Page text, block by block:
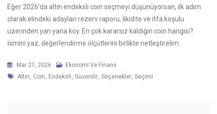
Eğer 2026’da altın endeksli coin seçmeyi düşünüyorsan, ilk adım
olarak elindeki adayları rezerv raporu, likidite ve itfa koşulu
üzerinden yan yana koy. En çok kararsız kaldığın coin hangisi?
İsmini yaz, değerlendirme ölçütlerini birlikte netleştirelim.
Mar 27, 2026
Ekonomi Ve Finans
Tags
Altın , Coin , Endeksli , Güvenilir, Seçenekler, Seçimi